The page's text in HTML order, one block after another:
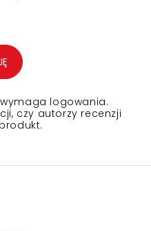
logowania.
czy autorzy recenzji